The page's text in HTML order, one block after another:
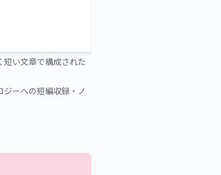
い文章で構成された
ーへの短編収録・ノ